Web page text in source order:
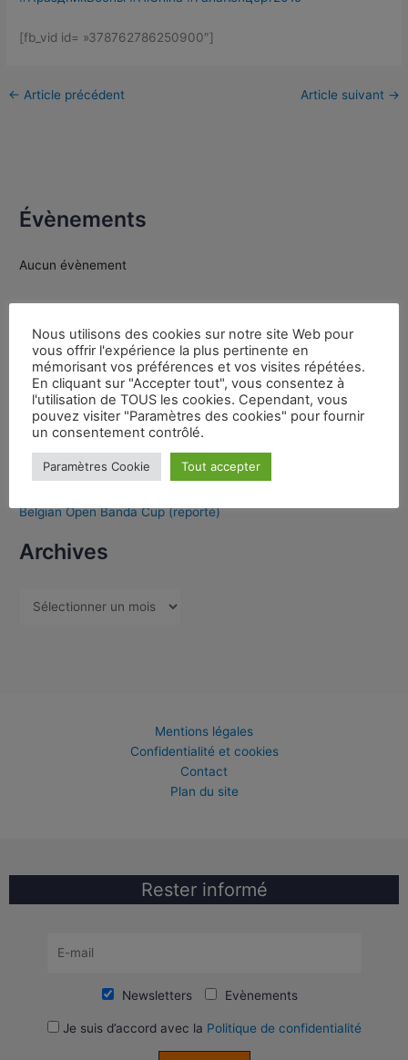
[fb_vid id= »378762786250900″]
← Article précédent Article suivant →
Évènements
Aucun évènement
Dernières publications
Jean-Benoît BRUNET Nouveau Président Ligue nouvelle
aquitaine
Webinaire Laurent Château
Partenariat FWF/FFK
Appel à candidature poste Président IDF
Belgian Open Banda Cup (reporté)
Archives
Mentions légales
Confidentialité et cookies
Contact
Plan du site
Rester informé
Newsletters Evènements
Je suis d’accord avec la Politique de confidentialité
Nous utilisons des cookies sur notre site Web pour
vous offrir l'expérience la plus pertinente en
mémorisant vos préférences et vos visites répétées.
En cliquant sur "Accepter tout", vous consentez à
l'utilisation de TOUS les cookies. Cependant, vous
pouvez visiter "Paramètres des cookies" pour fournir
un consentement contrôlé.
Paramètres Cookie Tout accepter